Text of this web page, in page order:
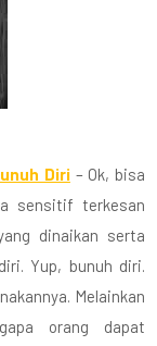
Diri– Ok, bisa
sensitif terkesan
dinaikan serta
Yup, bunuh diri.
Melainkan
orang dapat